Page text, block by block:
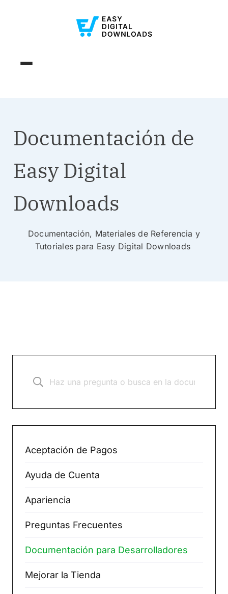
Documentación de
Easy Digital
Downloads
Documentación, Materiales de Referencia y
Tutoriales para Easy Digital Downloads
Aceptación de Pagos
Ayuda de Cuenta
Apariencia
Preguntas Frecuentes
Documentación para Desarrolladores
Mejorar la Tienda